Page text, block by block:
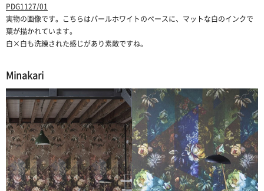
PDG1127/01
実物の画像です。こちらはパールホワイトのベースに、マットな白のインクで
葉が描かれています。
白×白も洗練された感じがあり素敵ですね。
Minakari